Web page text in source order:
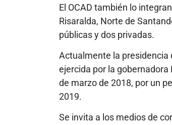
El OCAD también lo
Risaralda, Norte de
públicas y dos privadas.
Actualmente la presidencia
ejercida por la gobernadora
de marzo de 2018, por un
2019.
Se invita a los medios de